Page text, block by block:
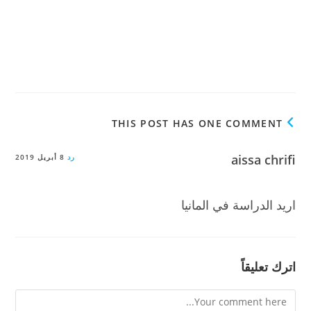
THIS POST HAS ONE COMMENT
aissa chrifi رد 8 أبريل 2019
اريد الدراسة في المانيا
اترك تعليقاً
Comment